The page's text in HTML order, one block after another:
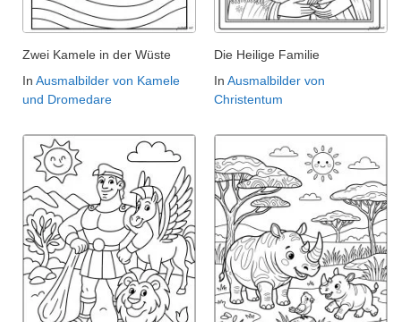
Zwei Kamele in der Wüste
In Ausmalbilder von Kamele
und Dromedare
Die Heilige Familie
In Ausmalbilder von
Christentum